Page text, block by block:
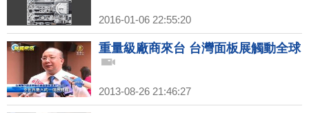
2016-01-06 22:55:20
重量級廠商來台 台灣面板展觸動全球
2013-08-26 21:46:27